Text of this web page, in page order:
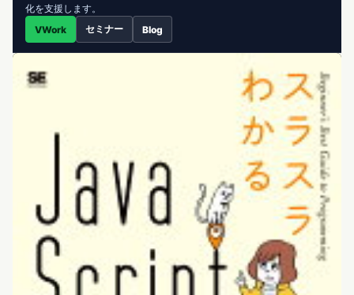
化を支援します。
VWork
セミナー Blog